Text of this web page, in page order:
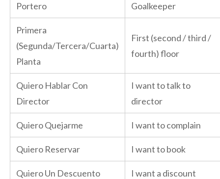
Portero Goalkeeper
Primera
(Segunda/Tercera/Cuarta)
Planta
First (second / third /
fourth) floor
Quiero Hablar Con
Director
I want to talk to
director
Quiero Quejarme I want to complain
Quiero Reservar I want to book
Quiero Un Descuento I want a discount